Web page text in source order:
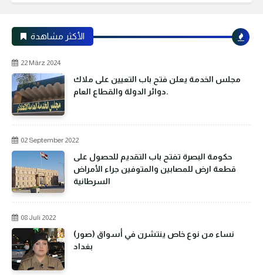
الأكثر مشاهدة
22 März 2024
مجلس الخدمة يعلن فتح باب التعيين على ملاك
دوائر الدولة والقطاع العام.
02 September 2022
حكومة البصرة تفتح باب التقديم للحصول على
قطعة ارض للمصابين والمتوفين جراء الأمراض
السرطانية
08 Juli 2022
(صور) نساء من نوع خاص ينتشرن في أسواق
بغداد